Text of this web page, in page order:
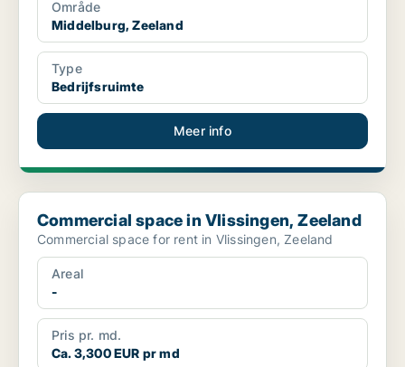
Område
Middelburg, Zeeland
Type
Bedrijfsruimte
Meer info
Commercial space in Vlissingen, Zeeland
Commercial space in Vlissingen, Zeeland
Commercial space for rent in Vlissingen, Zeeland
Areal
-
Pris pr. md.
Ca. 3,300 EUR pr md